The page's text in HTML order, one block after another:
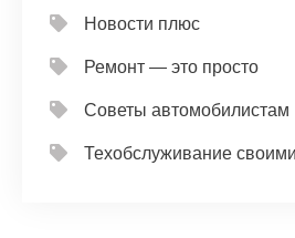
Новости плюс
Ремонт — это просто
Советы автомобилистам
Техобслуживание